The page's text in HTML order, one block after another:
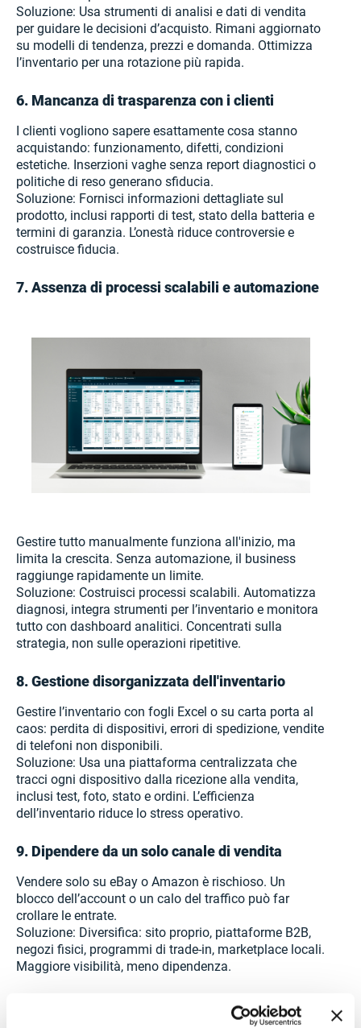
Soluzione: Usa strumenti di analisi e dati di vendita
per guidare le decisioni d’acquisto. Rimani aggiornato
su modelli di tendenza, prezzi e domanda. Ottimizza
l’inventario per una rotazione più rapida.
6. Mancanza di trasparenza con i clienti
I clienti vogliono sapere esattamente cosa stanno
acquistando: funzionamento, difetti, condizioni
estetiche. Inserzioni vaghe senza report diagnostici o
politiche di reso generano sfiducia.
Soluzione: Fornisci informazioni dettagliate sul
prodotto, inclusi rapporti di test, stato della batteria e
termini di garanzia. L’onestà riduce controversie e
costruisce fiducia.
7. Assenza di processi scalabili e automazione
Gestire tutto manualmente funziona all'inizio, ma
limita la crescita. Senza automazione, il business
raggiunge rapidamente un limite.
Soluzione: Costruisci processi scalabili. Automatizza
diagnosi, integra strumenti per l’inventario e monitora
tutto con dashboard analitici. Concentrati sulla
strategia, non sulle operazioni ripetitive.
8. Gestione disorganizzata dell'inventario
Gestire l’inventario con fogli Excel o su carta porta al
caos: perdita di dispositivi, errori di spedizione, vendite
di telefoni non disponibili.
Soluzione: Usa una piattaforma centralizzata che
tracci ogni dispositivo dalla ricezione alla vendita,
inclusi test, foto, stato e ordini. L’efficienza
dell’inventario riduce lo stress operativo.
9. Dipendere da un solo canale di vendita
Vendere solo su eBay o Amazon è rischioso. Un
blocco dell’account o un calo del traffico può far
crollare le entrate.
Soluzione: Diversifica: sito proprio, piattaforme B2B,
negozi fisici, programmi di trade-in, marketplace locali.
Maggiore visibilità, meno dipendenza.
10. Non rispettare le normative e la